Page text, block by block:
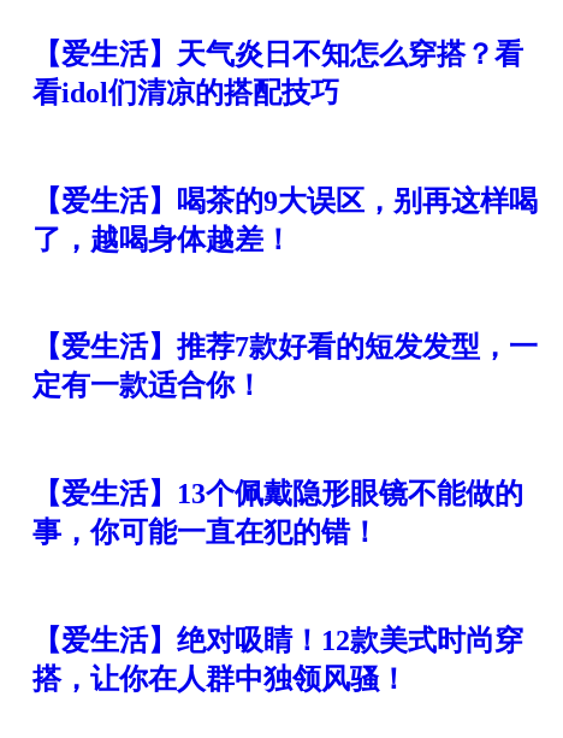
【爱生活】天气炎日不知怎么穿搭？看
看idol们清凉的搭配技巧
【爱生活】喝茶的9大误区，别再这样喝
了，越喝身体越差！
【爱生活】推荐7款好看的短发发型，一
定有一款适合你！
【爱生活】13个佩戴隐形眼镜不能做的
事，你可能一直在犯的错！
【爱生活】绝对吸睛！12款美式时尚穿
搭，让你在人群中独领风骚！